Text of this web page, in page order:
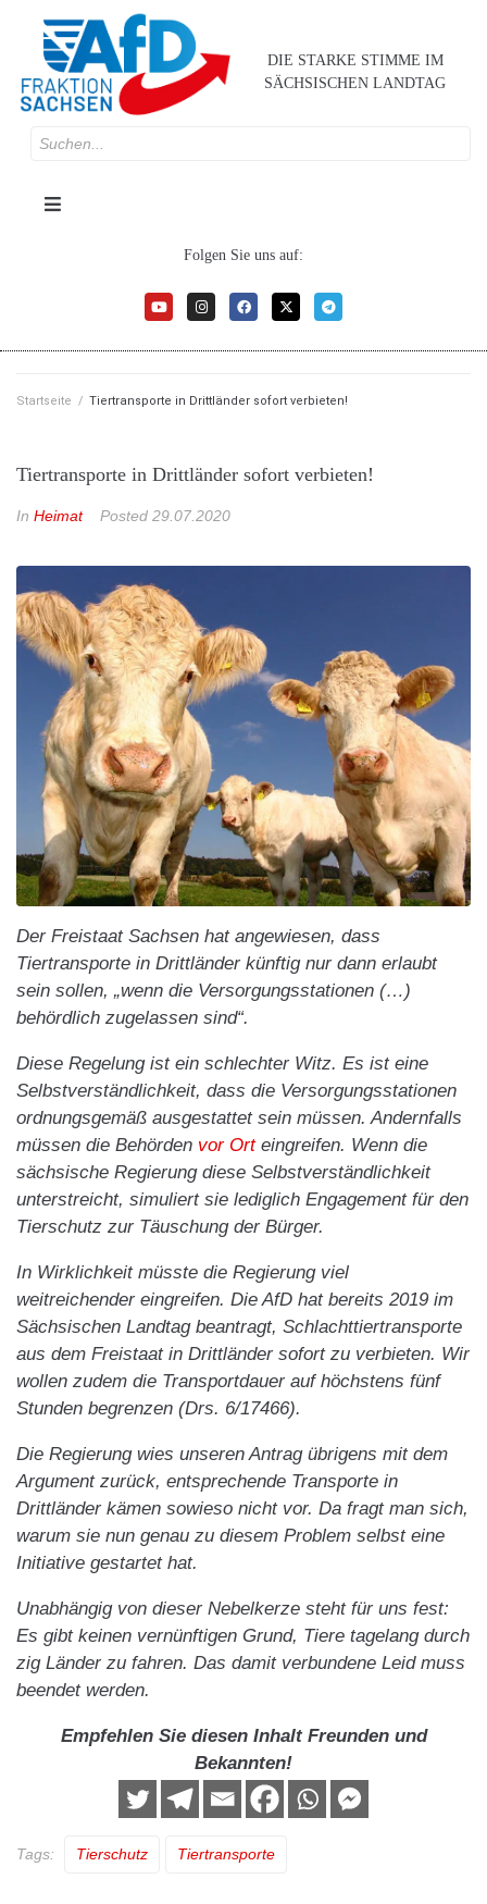
DIE STARKE STIMME IM
SÄCHSISCHEN LANDTAG
Folgen Sie uns auf:
Startseite / Tiertransporte in Drittländer sofort verbieten!
Tiertransporte in Drittländer sofort verbieten!
In Heimat Posted 29.07.2020
Der Freistaat Sachsen hat angewiesen, dass
Tiertransporte in Drittländer künftig nur dann erlaubt
sein sollen, „wenn die Versorgungsstationen (…)
behördlich zugelassen sind“.
Diese Regelung ist ein schlechter Witz. Es ist eine
Selbstverständlichkeit, dass die Versorgungsstationen
ordnungsgemäß ausgestattet sein müssen. Andernfalls
müssen die Behörden vor Orteingreifen. Wenn die
sächsische Regierung diese Selbstverständlichkeit
unterstreicht, simuliert sie lediglich Engagement für den
Tierschutz zur Täuschung der Bürger.
In Wirklichkeit müsste die Regierung viel
weitreichender eingreifen. Die AfD hat bereits 2019 im
Sächsischen Landtag beantragt, Schlachttiertransporte
aus dem Freistaat in Drittländer sofort zu verbieten. Wir
wollen zudem die Transportdauer auf höchstens fünf
Stunden begrenzen (Drs. 6/17466).
Die Regierung wies unseren Antrag übrigens mit dem
Argument zurück, entsprechende Transporte in
Drittländer kämen sowieso nicht vor. Da fragt man sich,
warum sie nun genau zu diesem Problem selbst eine
Initiative gestartet hat.
Unabhängig von dieser Nebelkerze steht für uns fest:
Es gibt keinen vernünftigen Grund, Tiere tagelang durch
zig Länder zu fahren. Das damit verbundene Leid muss
beendet werden.
Empfehlen Sie diesen Inhalt Freunden und
Bekannten!
Tags: Tierschutz Tiertransporte